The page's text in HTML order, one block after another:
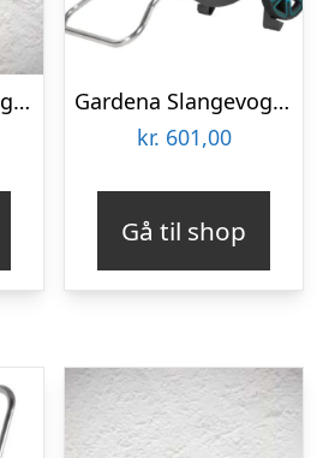
Gardena Slangevogn CleverRoll Easy M – 18515-20
Gardena Slangevogn AquaRoll L Easy
kr. 601,00
Gå til shop